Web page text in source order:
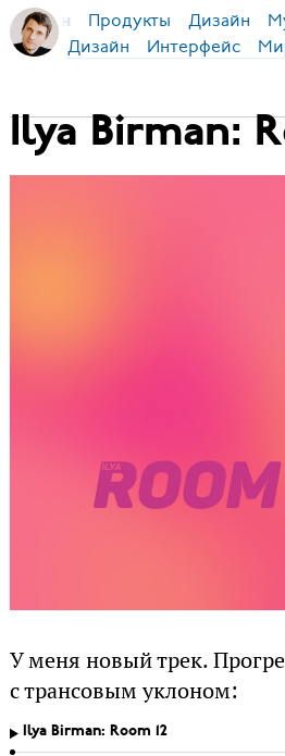
Бирман Продукты Дизайн
Дизайн Интерфейс
Ilya Birman:
У меня новый трек.
с трансовым уклоном:
Ilya Birman: Room 12